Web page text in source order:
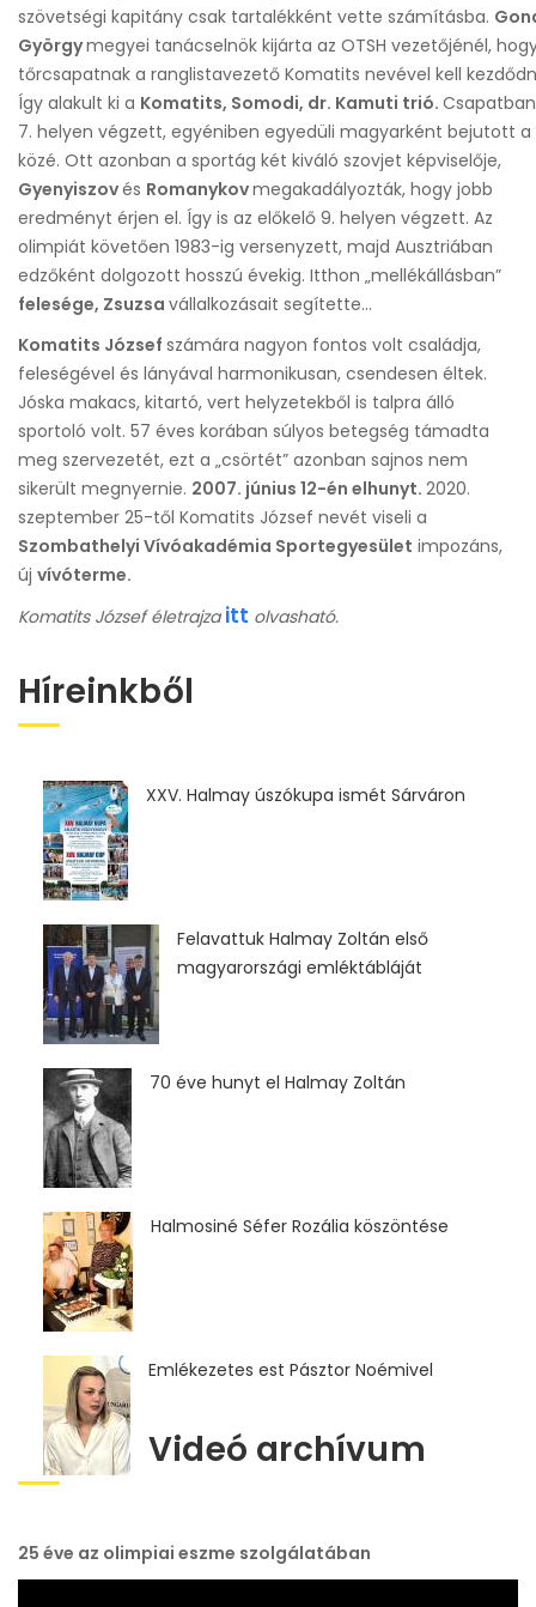
szövetségi kapitány csak tartalékként vette számításba.
Györgymegyei tanácselnök kijárta az OTSH vezetőjénél,
tőrcsapatnak a ranglistavezető Komatits nevével kell
Így alakult ki a Komatits, Somodi, dr. Kamuti trió.
7. helyen végzett, egyéniben egyedüli magyarként bejutott a
közé. Ott azonban a sportág két kiváló szovjet képviselője,
Gyenyiszovés Romanykovmegakadályozták, hogy jobb
eredményt érjen el. Így is az előkelő 9. helyen végzett. Az
olimpiát követően 1983-ig versenyzett, majd Ausztriában
edzőként dolgozott hosszú évekig. Itthon „mellékállásban”
felesége, Zsuzsa vállalkozásait segítette...
Komatits József számára nagyon fontos volt családja,
feleségével és lányával harmonikusan, csendesen éltek.
Jóska makacs, kitartó, vert helyzetekből is talpra álló
sportoló volt. 57 éves korában súlyos betegség támadta
meg szervezetét, ezt a „csörtét” azonban sajnos nem
sikerült megnyernie. 2007. június 12-én elhunyt. 2020.
szeptember 25-től Komatits József nevét viseli a
Szombathelyi Vívóakadémia Sportegyesület impozáns,
új vívóterme.
Komatits József életrajza itt olvasható.
Híreinkből
XXV. Halmay úszókupa ismét Sárváron
Felavattuk Halmay Zoltán első
magyarországi emléktábláját
70 éve hunyt el Halmay Zoltán
Halmosiné Séfer Rozália köszöntése
Emlékezetes est Pásztor Noémivel
Videó archívum
25 éve az olimpiai eszme szolgálatában